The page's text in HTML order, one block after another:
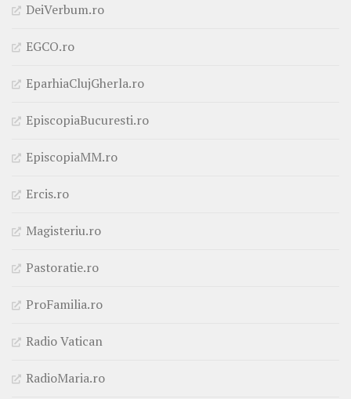
DeiVerbum.ro
EGCO.ro
EparhiaClujGherla.ro
EpiscopiaBucuresti.ro
EpiscopiaMM.ro
Ercis.ro
Magisteriu.ro
Pastoratie.ro
ProFamilia.ro
Radio Vatican
RadioMaria.ro